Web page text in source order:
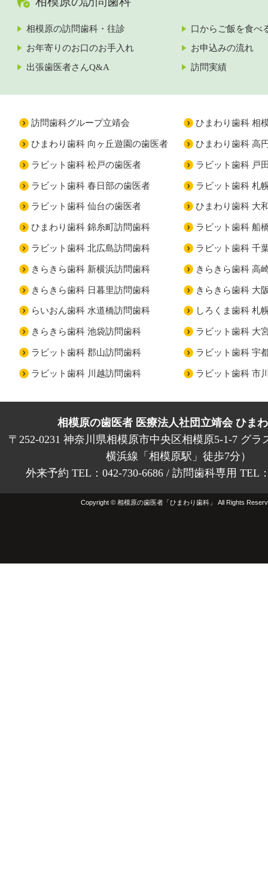
相模原の訪問歯科・往診
口からご飯を食べ
お年寄りのお口のお手入れ
お申込みの流れ
出張歯医者さんQ&A
訪問実績
訪問歯科グループ立靖会 ひまわり歯科 相
ひまわり歯科 向ヶ丘遊園の歯医者 ひまわり歯科 高
ラビット歯科 松戸の歯医者 ラビット歯科 戸
ラビット歯科 春日部の歯医者 ラビット歯科 札
ラビット歯科 仙台の歯医者 ひまわり歯科 大
ひまわり歯科 錦糸町訪問歯科 ラビット歯科 船
ラビット歯科 北広島訪問歯科 ラビット歯科 千
きらきら歯科 新横浜訪問歯科 きらきら歯科 高
きらきら歯科 日暮里訪問歯科 きらきら歯科 大
らいおん歯科 水道橋訪問歯科 しろくま歯科 札
きらきら歯科 池袋訪問歯科 ラビット歯科 大
ラビット歯科 郡山訪問歯科 ラビット歯科 宇
ラビット歯科 川越訪問歯科 ラビット歯科 市
相模原の歯医者 医療法人社団立靖会 ひま
〒252-0231 神奈川県相模原市中央区相模原5-1-7 グラ
横浜線「相模原駅」徒歩7分）
外来予約 TEL：042-730-6686 / 訪問歯科専用 TEL
Copyright © 相模原の歯医者「ひまわり歯科」 All Rights